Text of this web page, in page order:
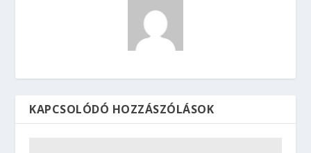
KAPCSOLÓDÓ HOZZÁSZÓLÁSOK